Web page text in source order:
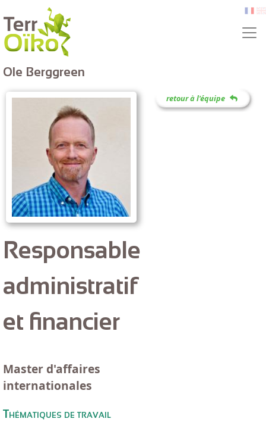
Aller au contenu principal fr
retour à l'équipe
Ole Berggreen
Responsable
administratif
et financier
Master d'affaires
internationales
Thématiques de travail